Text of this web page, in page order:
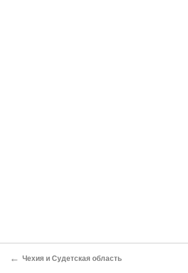
← Чехия и Судетская область